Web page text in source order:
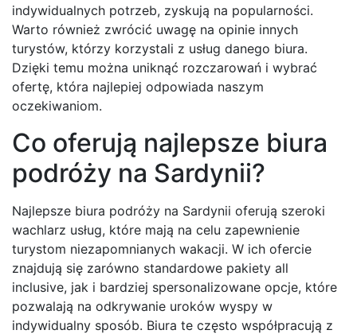
indywidualnych potrzeb, zyskują na popularności.
Warto również zwrócić uwagę na opinie innych
turystów, którzy korzystali z usług danego biura.
Dzięki temu można uniknąć rozczarowań i wybrać
ofertę, która najlepiej odpowiada naszym
oczekiwaniom.
Co oferują najlepsze biura
podróży na Sardynii?
Najlepsze biura podróży na Sardynii oferują szeroki
wachlarz usług, które mają na celu zapewnienie
turystom niezapomnianych wakacji. W ich ofercie
znajdują się zarówno standardowe pakiety all
inclusive, jak i bardziej spersonalizowane opcje, które
pozwalają na odkrywanie uroków wyspy w
indywidualny sposób. Biura te często współpracują z